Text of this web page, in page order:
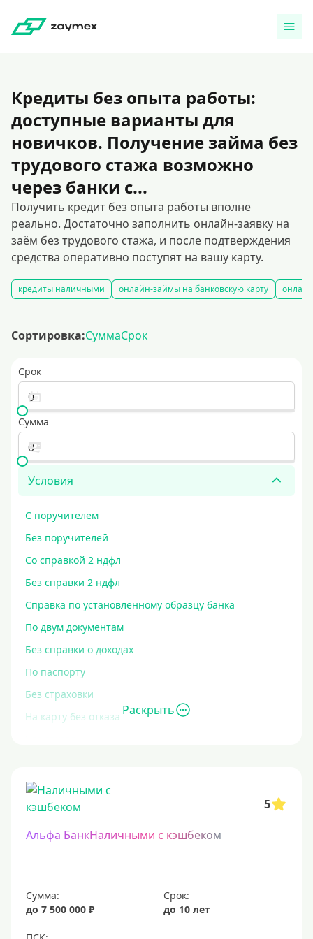
Кредиты без опыта работы:
доступные варианты для
новичков. Получение займа без
трудового стажа возможно
через банки с...
Получить кредит без опыта работы вполне
реально. Достаточно заполнить онлайн-заявку на
заём без трудового стажа, и после подтверждения
средства оперативно поступят на вашу карту.
кредиты наличными онлайн-займы на банковскую карту
Сортировка:СуммаСрок
Срок
Сумма
Условия
С поручителем
Без поручителей
Со справкой 2 ндфл
Без справки 2 ндфл
Справка по установленному образцу банка
По двум документам
Без справки о доходах
По паспорту
Без страховки
На карту без отказа
С высокой кредитной нагрузкой
Экспресс
За час
С просрочками
Без кредитной истории
Раскрыть
5
Альфа БанкНаличными с кэшбеком
Сумма:
до 7 500 000 ₽
Срок:
до 10 лет